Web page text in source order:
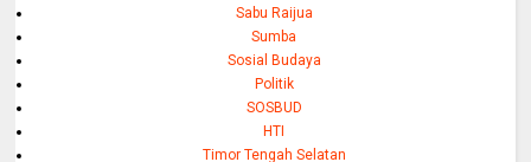
Sabu Raijua
Sumba
Sosial Budaya
Politik
SOSBUD
HTI
Timor Tengah Selatan